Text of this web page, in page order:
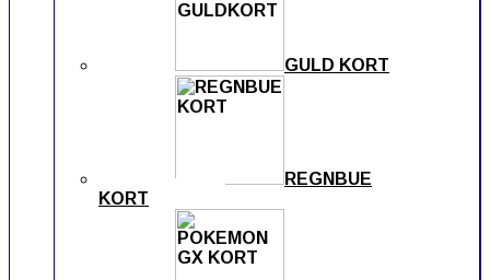
GULD KORT
REGNBUE
KORT